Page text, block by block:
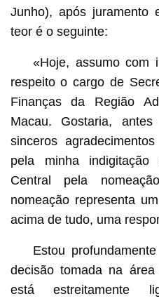
Junho), após juramento
teor é o seguinte:
«Hoje, assumo com
respeito o cargo de
Finanças da Região
Macau. Gostaria,
sinceros
pela minha
Central pela
nomeação representa
acima de tudo, uma
Estou
decisão tomada na
está estreitamente